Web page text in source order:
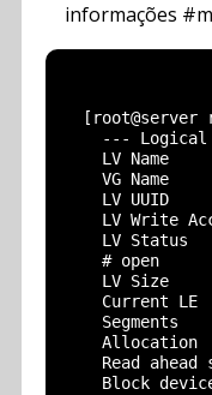
informações
[root@server
--- Logical
LV Name
VG Name
LV UUID
LV Write
LV Status
# open
LV Size
Current LE
Segments
Allocation
Read ahead
Block